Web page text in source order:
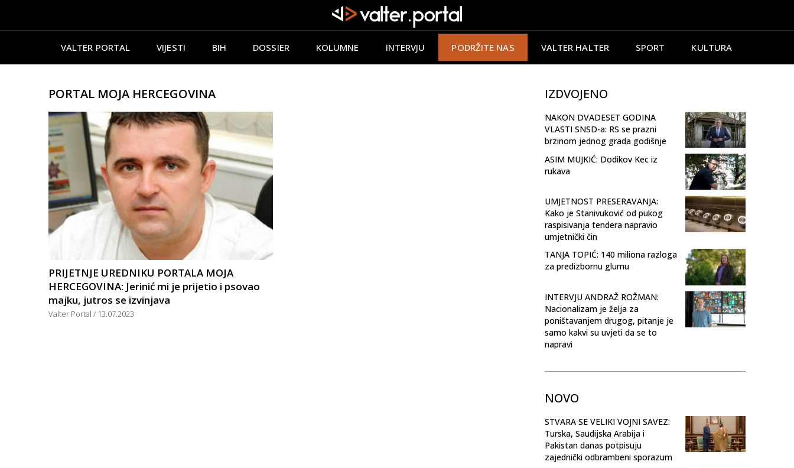
VALTER PORTAL VIJESTI BIH DOSSIER KOLUMNE INTERVJU PODRŽITE NAS VALTER HALTER SPORT KULTURA
PORTAL MOJA HERCEGOVINA
PRIJETNJE UREDNIKU PORTALA MOJA
HERCEGOVINA: Jerinić mi je prijetio i psovao
majku, jutros se izvinjava
Valter Portal 13.07.2023
IZDVOJENO
NAKON DVADESET GODINA
VLASTI SNSD-a: RS se prazni
brzinom jednog grada godišnje
ASIM MUJKIĆ: Dodikov Kec iz
rukava
UMJETNOST PRESERAVANJA:
Kako je Stanivuković od pukog
raspisivanja tendera napravio
umjetnički čin
TANJA TOPIĆ: 140 miliona razloga
za predizbornu glumu
INTERVJU ANDRAŽ ROŽMAN:
Nacionalizam je želja za
poništavanjem drugog, pitanje je
samo kakvi su uvjeti da se to
napravi
NOVO
STVARA SE VELIKI VOJNI SAVEZ:
Turska, Saudijska Arabija i
Pakistan danas potpisuju
zajednički odbrambeni sporazum